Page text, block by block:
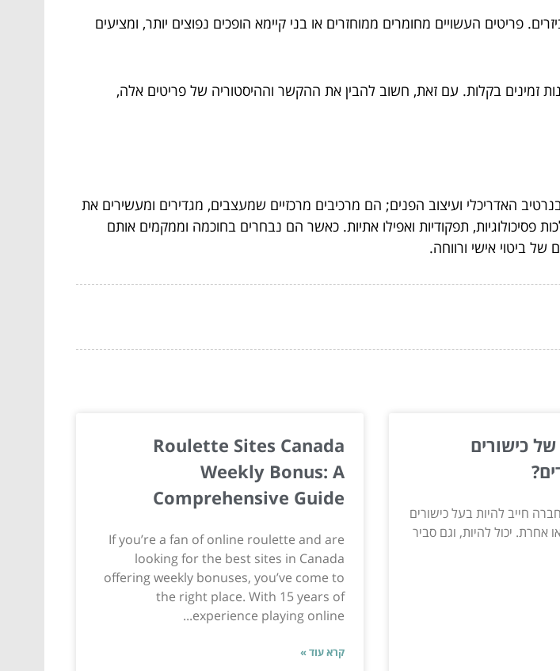
פריטים העשויים מחומרים ממוחזרים או בני קיימא הופכים נפוצים יותר, ומציעים
זמינים בקלות. עם זאת, חשוב להבין את ההקשר וההיסטוריה של פריטים אלה,
האדריכלי ועיצוב הפנים; הם מרכיבים מרכזיים שמעצבים, מגדירים ומעשירים את
תפקודיות ואפילו אתיות. כאשר הם נבחרים בחוכמה וממקמים אותם
ביטוי אישי ורווחה.
כישורים
חייב להיות בעל כישורים
אחרת. יכול להיות, וגם סביר
Roulette Sites Canada
Weekly Bonus: A
Comprehensive Guide
If you’re a fan of online roulette and are
looking for the best sites in Canada
offering weekly bonuses, you’ve come to
the right place. With 15 years of
experience playing online...
קרא עוד »